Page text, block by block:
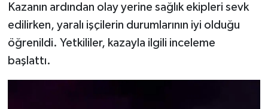
Kazanın ardından olay yerine sağlık ekipleri sevk
edilirken, yaralı işçilerin durumlarının iyi olduğu
öğrenildi. Yetkililer, kazayla ilgili inceleme
başlattı.